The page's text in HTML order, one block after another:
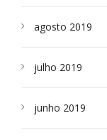
agosto 2019
julho 2019
junho 2019